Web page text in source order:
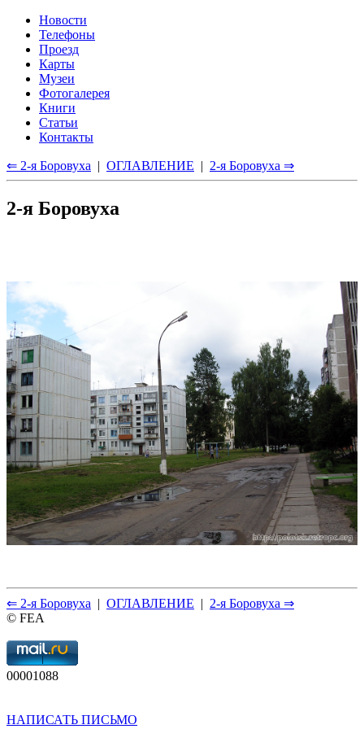
Новости
Телефоны
Проезд
Карты
Музеи
Фотогалерея
Книги
Статьи
Контакты
⇐ 2-я Боровуха | ОГЛАВЛЕНИЕ | 2-я Боровуха ⇒
2-я Боровуха
⇐ 2-я Боровуха | ОГЛАВЛЕНИЕ | 2-я Боровуха ⇒
© FEA
00001088
НАПИСАТЬ ПИСЬМО